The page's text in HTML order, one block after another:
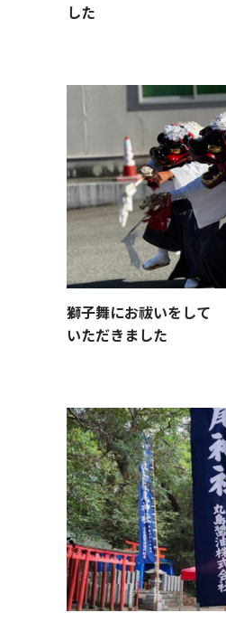
した
獅子舞にお祓いをして
いただきました